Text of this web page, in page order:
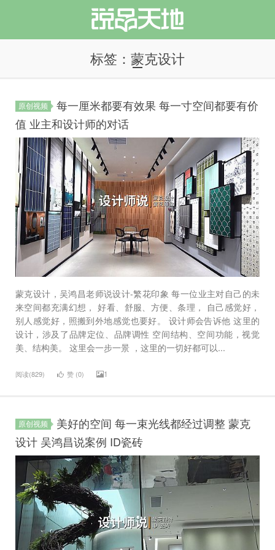
说品天地
标签：蒙克设计
原创视频
每一厘米都要有效果 每一寸空间都要有价
值 业主和设计师的对话
蒙克设计，吴鸿昌老师说设计-繁花印象 每一位业主对自己的未
来空间都充满幻想， 好看、舒服、方便、条理， 自己感觉好，
别人感觉好，照搬到外地感觉也要好。 设计师会告诉他 这里的
设计，涉及了品牌定位、品牌调性 空间结构、空间功能，视觉
美、结构美。 这里会一步一景 ，这里的一切好都可以...
阅读(829) 赞 (0) 1
原创视频
美好的空间 每一束光线都经过调整 蒙克
设计 吴鸿昌说案例 ID瓷砖